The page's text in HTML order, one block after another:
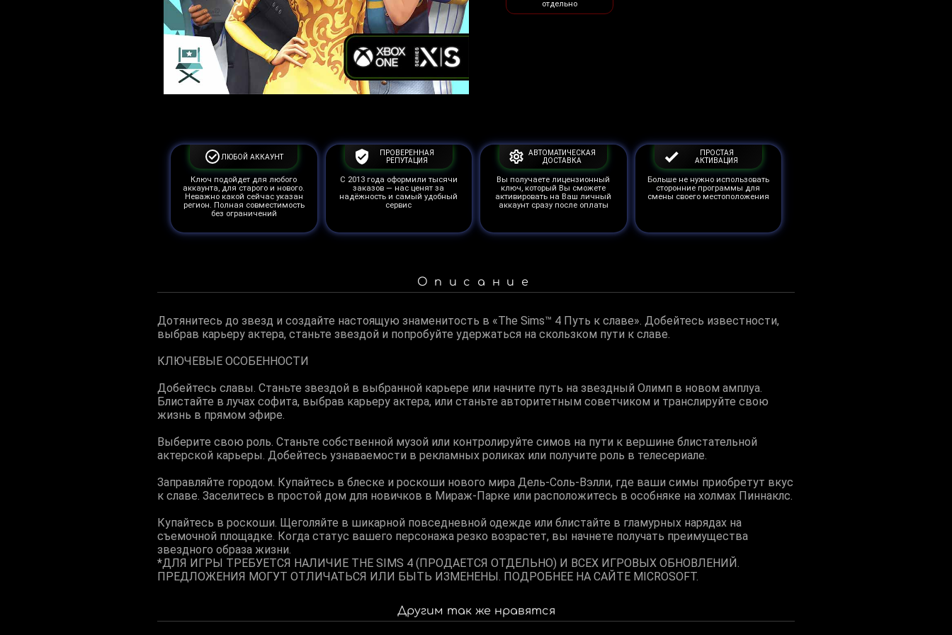
отдельно
ЛЮБОЙ АККАУНТ
Ключ подойдет для любого
аккаунта, для старого и нового.
Неважно какой сейчас указан
регион. Полная совместимость
без ограничений
ПРОВЕРЕННАЯ
РЕПУТАЦИЯ
С 2013 года оформили тысячи
заказов — нас ценят за
надёжность и самый удобный
сервис
АВТОМАТИЧЕСКАЯ
ДОСТАВКА
Вы получаете лицензионный
ключ, который Вы сможете
активировать на Ваш личный
аккаунт сразу после оплаты
ПРОСТАЯ
АКТИВАЦИЯ
Больше не нужно использовать
сторонние программы для
смены своего местоположения
Описание
Дотянитесь до звезд и создайте настоящую знаменитость в «The Sims™ 4 Путь к славе». Добейтесь известности,
выбрав карьеру актера, станьте звездой и попробуйте удержаться на скользком пути к славе.
КЛЮЧЕВЫЕ ОСОБЕННОСТИ
Добейтесь славы. Станьте звездой в выбранной карьере или начните путь на звездный Олимп в новом амплуа.
Блистайте в лучах софита, выбрав карьеру актера, или станьте авторитетным советчиком и транслируйте свою
жизнь в прямом эфире.
Выберите свою роль. Станьте собственной музой или контролируйте симов на пути к вершине блистательной
актерской карьеры. Добейтесь узнаваемости в рекламных роликах или получите роль в телесериале.
Заправляйте городом. Купайтесь в блеске и роскоши нового мира Дель-Соль-Вэлли, где ваши симы приобретут вкус
к славе. Заселитесь в простой дом для новичков в Мираж-Парке или расположитесь в особняке на холмах Пиннаклс.
Купайтесь в роскоши. Щеголяйте в шикарной повседневной одежде или блистайте в гламурных нарядах на
съемочной площадке. Когда статус вашего персонажа резко возрастет, вы начнете получать преимущества
звездного образа жизни.
*ДЛЯ ИГРЫ ТРЕБУЕТСЯ НАЛИЧИЕ THE SIMS 4 (ПРОДАЕТСЯ ОТДЕЛЬНО) И ВСЕХ ИГРОВЫХ ОБНОВЛЕНИЙ.
ПРЕДЛОЖЕНИЯ МОГУТ ОТЛИЧАТЬСЯ ИЛИ БЫТЬ ИЗМЕНЕНЫ. ПОДРОБНЕЕ НА САЙТЕ MICROSOFT.
Другим так же нравятся